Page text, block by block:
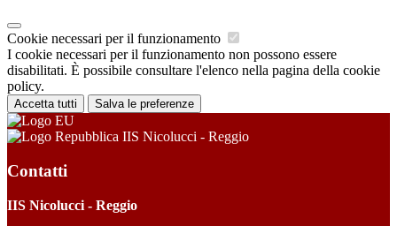
Cookie necessari per il funzionamento
I cookie necessari per il funzionamento non possono essere
disabilitati. È possibile consultare l'elenco nella pagina della cookie
policy.
Accetta tutti Salva le preferenze
IIS Nicolucci - Reggio
Contatti
IIS Nicolucci - Reggio